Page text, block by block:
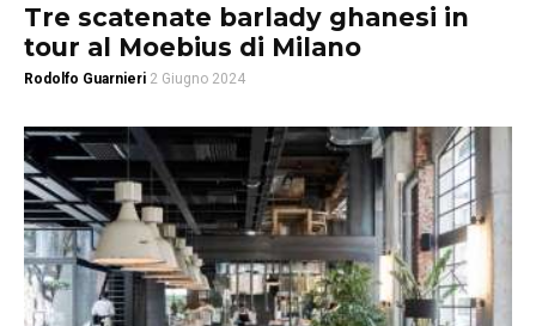
Tre scatenate barlady ghanesi in
tour al Moebius di Milano
Rodolfo Guarnieri 2 Giugno 2024